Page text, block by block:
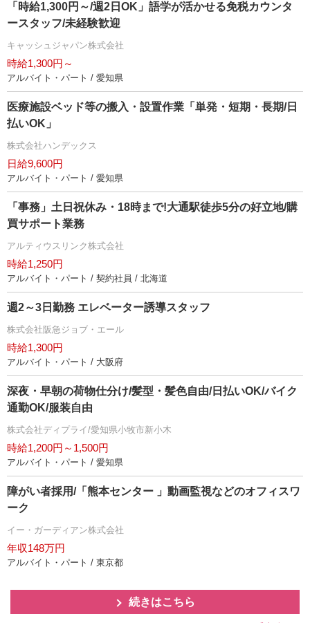
「時給1,300円～/週2日OK」語学が活かせる免税カウンタ
ースタッフ/未経験歓迎
キャッシュジャパン株式会社
時給1,300円～
アルバイト・パート / 愛知県
医療施設ベッド等の搬入・設置作業「単発・短期・長期/日
払いOK」
株式会社ハンデックス
日給9,600円
アルバイト・パート / 愛知県
「事務」土日祝休み・18時まで!大通駅徒歩5分の好立地/購
買サポート業務
アルティウスリンク株式会社
時給1,250円
アルバイト・パート / 契約社員 / 北海道
週2～3日勤務 エレベーター誘導スタッフ
株式会社阪急ジョブ・エール
時給1,300円
アルバイト・パート / 大阪府
深夜・早朝の荷物仕分け/髪型・髪色自由/日払いOK/バイク
通勤OK/服装自由
株式会社ディプライ/愛知県小牧市新小木
時給1,200円～1,500円
アルバイト・パート / 愛知県
障がい者採用/「熊本センター 」動画監視などのオフィスワ
ーク
イー・ガーディアン株式会社
年収148万円
アルバイト・パート / 東京都
続きはこちら